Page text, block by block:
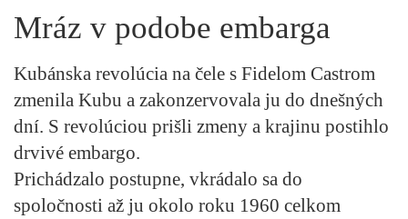
Mráz v podobe embarga
Kubánska revolúcia na čele s Fidelom Castrom
zmenila Kubu a zakonzervovala ju do dnešných
dní. S revolúciou prišli zmeny a krajinu postihlo
drvivé embargo.
Prichádzalo postupne, vkrádalo sa do
spoločnosti až ju okolo roku 1960 celkom